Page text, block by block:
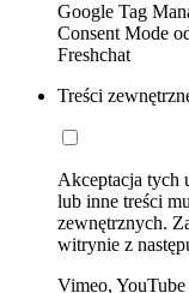
Google Tag
Consent Mode
Freshchat
Treści
Akceptacja tych
lub inne treści
zewnętrznych.
witrynie z
Vimeo, YouTube